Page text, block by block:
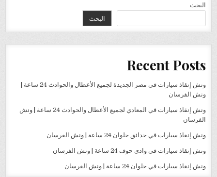
البحث
البحث
Recent Posts
ونش إنقاذ سيارات في مصر الجديدة لجميع الأعطال والحوادث 24 ساعة |
ونش الفرسان
ونش إنقاذ سيارات في المعادي لجميع الأعطال والحوادث 24 ساعة | ونش
الفرسان
ونش إنقاذ سيارات في حدائق حلوان 24 ساعة | ونش الفرسان
ونش إنقاذ سيارات في وادي حوف 24 ساعة | ونش الفرسان
ونش إنقاذ سيارات في حلوان 24 ساعة | ونش الفرسان